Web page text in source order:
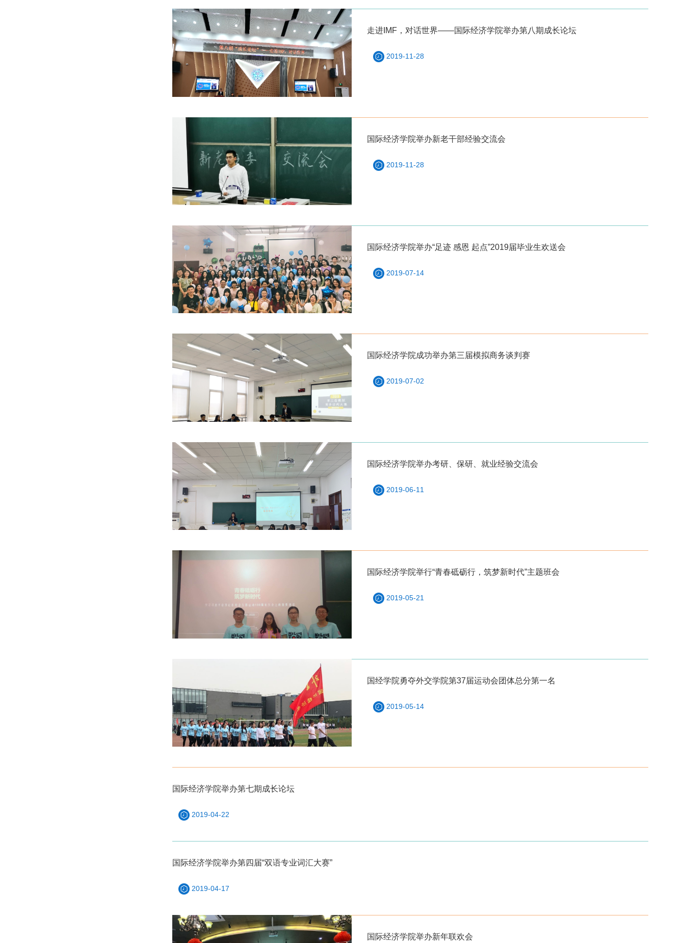
走进IMF，对话世界——国际经济学院举办第八期成长论坛
2019-11-28
国际经济学院举办新老干部经验交流会
2019-11-28
国际经济学院举办“足迹 感恩 起点”2019届毕业生欢送会
2019-07-14
国际经济学院成功举办第三届模拟商务谈判赛
2019-07-02
国际经济学院举办考研、保研、就业经验交流会
2019-06-11
国际经济学院举行“青春砥砺行，筑梦新时代”主题班会
2019-05-21
国经学院勇夺外交学院第37届运动会团体总分第一名
2019-05-14
国际经济学院举办第七期成长论坛
2019-04-22
国际经济学院举办第四届“双语专业词汇大赛”
2019-04-17
国际经济学院举办新年联欢会